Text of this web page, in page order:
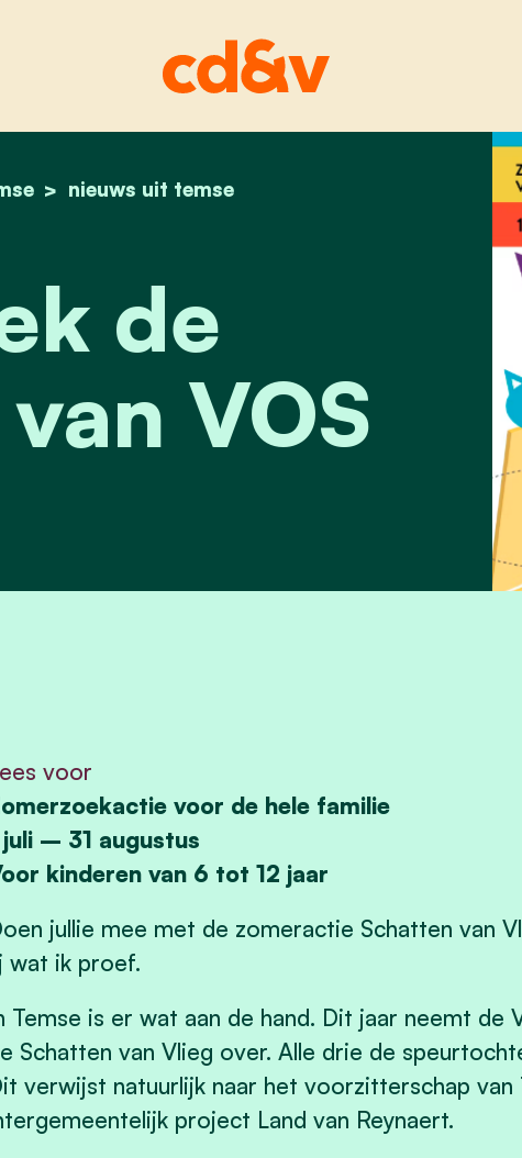
home nieuws uit temse
ontdek de schatten van vos
de
VOS
voor
voor de hele familie
juli – 31 augustus
kinderen van 6 tot 12 jaar
jullie mee met de zomeractie Schatten van
wat ik proef.
Temse is er wat aan de hand. Dit jaar neemt de
Schatten van Vlieg over. Alle drie de
verwijst natuurlijk naar het voorzitterschap van
project Land van Reynaert.